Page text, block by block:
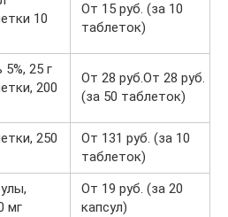
10
От 15 руб. (за 10
таблеток)
25 г
200
От 28 руб.От 28 руб.
(за 50 таблеток)
250
От 131 руб. (за 10
таблеток)
мг
От 19 руб. (за 20
капсул)